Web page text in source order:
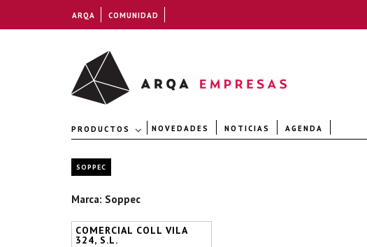
PRODUCTOS NOVEDADES NOTICIAS AGENDA
SOPPEC
Marca: Soppec
COMERCIAL COLL VILA
324, S.L.
ARQA COMUNIDAD